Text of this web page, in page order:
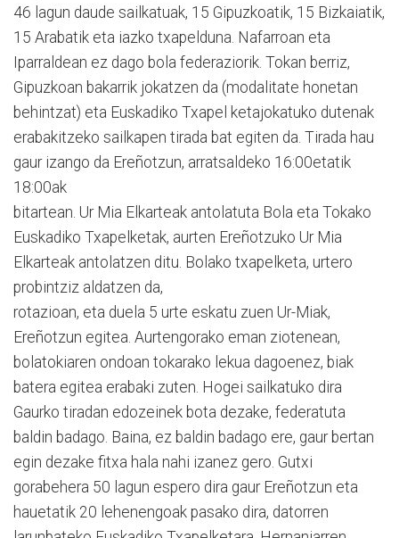
46 lagun daude sailkatuak, 15 Gipuzkoatik, 15 Bizkaiatik,
15 Arabatik eta iazko txapelduna. Nafarroan eta
Iparraldean ez dago bola federaziorik. Tokan berriz,
Gipuzkoan bakarrik jokatzen da (modalitate honetan
behintzat) eta Euskadiko Txapel ketajokatuko dutenak
erabakitzeko sailkapen tirada bat egiten da. Tirada hau
gaur izango da Ereñotzun, arratsaldeko 16:00etatik
18:00ak
bitartean. Ur Mia Elkarteak antolatuta Bola eta Tokako
Euskadiko Txapelketak, aurten Ereñotzuko Ur Mia
Elkarteak antolatzen ditu. Bolako txapelketa, urtero
probintziz aldatzen da,
rotazioan, eta duela 5 urte eskatu zuen Ur-Miak,
Ereñotzun egitea. Aurtengorako eman ziotenean,
bolatokiaren ondoan tokarako lekua dagoenez, biak
batera egitea erabaki zuten. Hogei sailkatuko dira
Gaurko tiradan edozeinek bota dezake, federatuta
baldin badago. Baina, ez baldin badago ere, gaur bertan
egin dezake fitxa hala nahi izanez gero. Gutxi
gorabehera 50 lagun espero dira gaur Ereñotzun eta
hauetatik 20 lehenengoak pasako dira, datorren